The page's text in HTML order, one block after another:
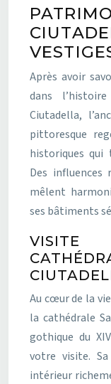
Après avoir
dans
Ciutadella,
pittoresque
historiques qui
Des influences
mêlent
ses bâtiments
Au cœur de la
la cathédrale
gothique du
votre visite.
intérieur